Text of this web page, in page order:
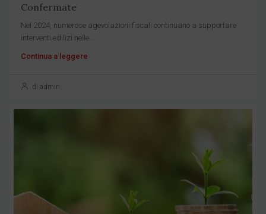
Confermate
Nel 2024, numerose agevolazioni fiscali continuano a supportare
interventi edilizi nelle...
Continua a leggere
di admin